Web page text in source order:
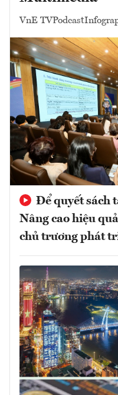
VnE TVPodcast
Để quyết sách
Nâng cao hiệu
chủ trương phát